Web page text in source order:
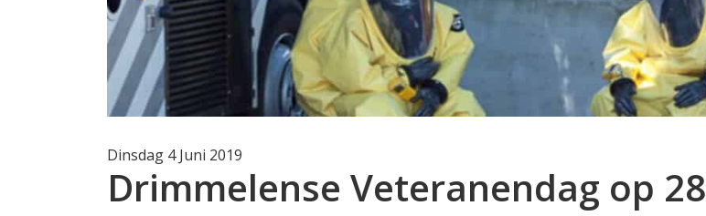
Dinsdag 4 Juni 2019
Drimmelense Veteranendag op 28